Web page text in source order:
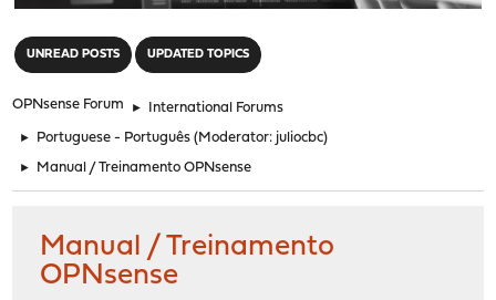
UNREAD POSTS UPDATED TOPICS
OPNsense Forum ► International Forums
► Portuguese - Português (Moderator: juliocbc)
► Manual / Treinamento OPNsense
Manual / Treinamento
OPNsense